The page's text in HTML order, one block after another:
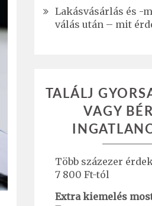
Lakásvásárlás és -
válás után – mit
TALÁLJ
VAGY
Több százezer
7 800 Ft-tól
Extra kiemelés